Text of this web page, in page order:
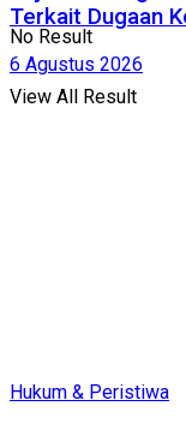
No Result
View All Result
Terkait Dugaan
6 Agustus 2026
Hukum & Peristiwa